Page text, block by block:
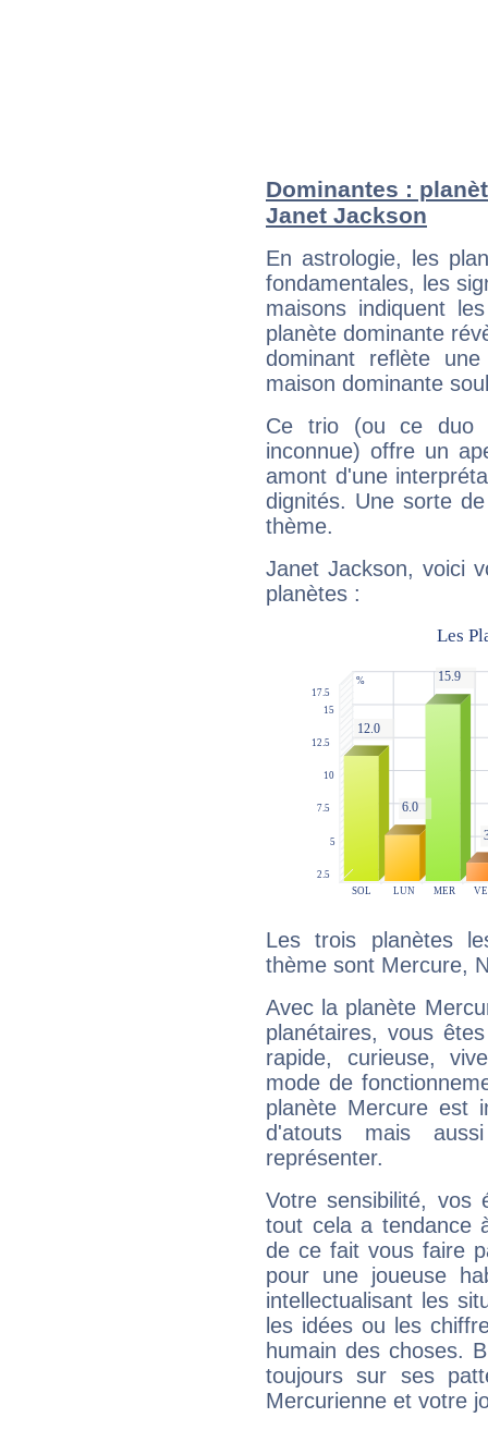
Dominantes :
Janet Jackson
En astrologie, les
fondamentales, les
maisons indiquent
planète dominante
dominant reflète
maison dominante
Ce trio (ou ce duo
inconnue) offre un
amont d'une
dignités. Une sorte
thème.
Janet Jackson, voici
planètes :
Les trois planètes
thème sont Mercure,
Avec la planète
planétaires, vous
rapide, curieuse,
mode de
planète Mercure est
d'atouts mais
représenter.
Votre sensibilité,
tout cela a tendance
de ce fait vous faire
pour une joueuse
intellectualisant les
les idées ou les
humain des choses.
toujours sur ses
Mercurienne et votre